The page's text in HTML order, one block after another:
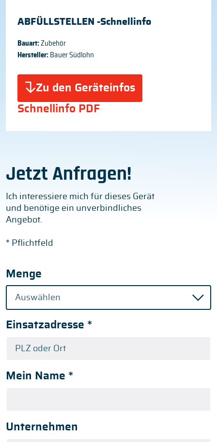
ABFÜLLSTELLEN -Schnellinfo
Bauart: Zubehör
Hersteller: Bauer Südlohn
Zu den Geräteinfos
Schnellinfo PDF
Jetzt Anfragen!
Ich interessiere mich für dieses Gerät
und benötige ein unverbindliches
Angebot.
* Pflichtfeld
Menge
Einsatzadresse *
Mein Name *
Unternehmen